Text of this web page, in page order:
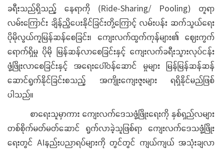
ခရီးသည်ရှိသည့် နေရာကို (Ride-Sharing/ Pooling) တူရာ
လမ်းကြောင်း ချိန်ညှိပေးနိုင်ခြင်းတို့ကြောင့် လမ်းပန်း ဆက်သွယ်ရေး
ပိုမိုလွယ်ကူမြန်ဆန်စေခြင်း၊ ကျေးလက်ထွက်ကုန်များ၏ ဈေးကွက်
ရောက်ရှိမှု ပိုမို မြန်ဆန်လာစေခြင်းနှင့် ကျေးလက်ခရီးသွားလုပ်ငန်း
ဖွံ့ဖြိုးလာစေခြင်းနှင့် အရေးပေါ်ဝန်ဆောင် မှုများ မြန်မြန်ဆန်ဆန်
ဆောင်ရွက်နိုင်ခြင်းစသည့် အကျိုးကျေးဇူးများ ရရှိနိုင်မည်ဖြစ်
ပါသည်။
စာရေးသူမှာကား ကျေးလက်ဒေသဖွံ့ဖြိုးရေးကို နှစ်ရှည်လများ
တစ်စိုက်မတ်မတ်ဆောင် ရွက်လာခဲ့သူဖြစ်ရာ ကျေးလက်ဒေသဖွံ့ဖြိုး
ရေးတွင် AIနည်းပညာရပ်များကို တွင်တွင် ကျယ်ကျယ် အသုံးချလာ